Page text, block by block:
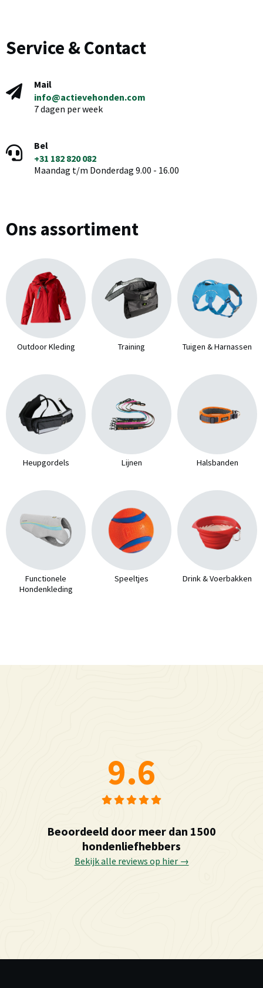
Service & Contact
Mail
info@actievehonden.com
7 dagen per week
Bel
+31 182 820 082
Maandag t/m Donderdag 9.00 - 16.00
Ons assortiment
Outdoor Kleding Training Tuigen & Harnassen
Heupgordels Lijnen Halsbanden
Functionele
Hondenkleding
Speeltjes Drink & Voerbakken
9.6
Beoordeeld door meer dan 1500
hondenliefhebbers
Bekijk alle reviews op hier →